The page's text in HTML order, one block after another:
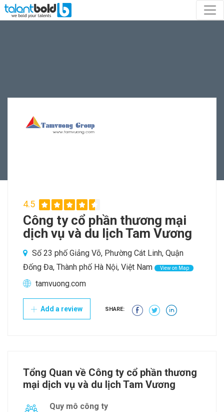
4.5
Công ty cổ phần thương mại
dịch vụ và du lịch Tam Vương
Số 23 phố Giảng Võ, Phường Cát Linh, Quận
Đống Đa, Thành phố Hà Nội, Việt Nam
View on Map
tamvuong.com
Add a review SHARE:
Tổng Quan về Công ty cổ phần thương
mại dịch vụ và du lịch Tam Vương
Quy mô công ty